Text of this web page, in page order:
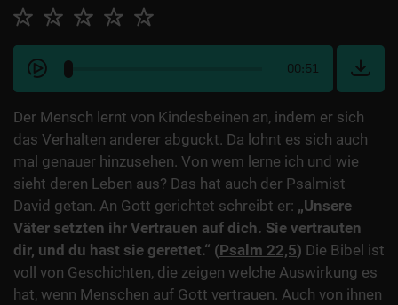
00:51
Der Mensch lernt von Kindesbeinen an, indem er sich
das Verhalten anderer abguckt. Da lohnt es sich auch
mal genauer hinzusehen. Von wem lerne ich und wie
sieht deren Leben aus? Das hat auch der Psalmist
David getan. An Gott gerichtet schreibt er: „Unsere
Väter setzten ihr Vertrauen auf dich. Sie vertrauten
dir, und du hast sie gerettet.“ (Psalm 22,5) Die Bibel ist
voll von Geschichten, die zeigen welche Auswirkung es
hat, wenn Menschen auf Gott vertrauen. Auch von ihnen